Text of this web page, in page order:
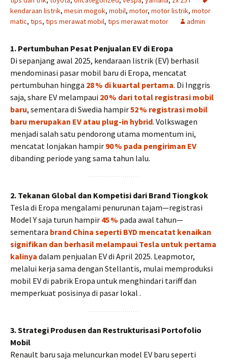
kendaraan listrik, mesin mogok, mobil, motor, motor listrik, motor
matic, tips, tips merawat mobil, tips merawat motor admin
1. Pertumbuhan Pesat Penjualan EV di Eropa
Di sepanjang awal 2025, kendaraan listrik (EV) berhasil
mendominasi pasar mobil baru di Eropa, mencatat
pertumbuhan hingga 28 % di kuartal pertama. Di Inggris
saja, share EV melampaui 20 % dari total registrasi mobil
baru, sementara di Swedia hampir52 % registrasi mobil
baru merupakan EV atau plug-in hybrid. Volkswagen
menjadi salah satu pendorong utama momentum ini,
mencatat lonjakan hampir 90 % pada pengiriman EV
dibanding periode yang sama tahun lalu.
2. Tekanan Global dan Kompetisi dari Brand Tiongkok
Tesla di Eropa mengalami penurunan tajam—registrasi
Model Y saja turun hampir 45 % pada awal tahun—
sementara brand China seperti BYD mencatat kenaikan
signifikan dan berhasil melampaui Tesla untuk pertama
kalinya dalam penjualan EV di April 2025. Leapmotor,
melalui kerja sama dengan Stellantis, mulai memproduksi
mobil EV di pabrik Eropa untuk menghindari tariff dan
memperkuat posisinya di pasar lokal .
3. Strategi Produsen dan Restrukturisasi Portofolio
Mobil
Renault baru saja meluncurkan model EV baru seperti